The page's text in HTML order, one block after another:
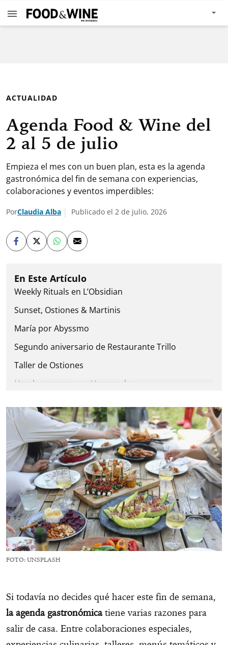
ACTUALIDAD
Agenda Food & Wine del
2 al 5 de julio
Empieza el mes con un buen plan, esta es la agenda
gastronómica del fin de semana con experiencias,
colaboraciones y eventos imperdibles:
PorClaudia Alba Publicado el 2 de julio, 2026
Weekly Rituals en L’Obsidian
Sunset, Ostiones & Martinis
María por Abyssmo
Segundo aniversario de Restaurante Trillo
Taller de Ostiones
Hamburguesas por Venezuela
FOTO: UNSPLASH
Si todavía no decides qué hacer este fin de semana,
la agenda gastronómicatiene varias razones para
salir de casa. Entre colaboraciones especiales,